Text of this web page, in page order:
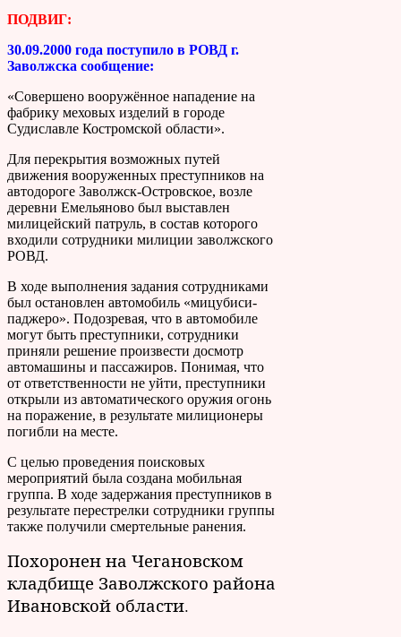
ПОДВИГ:
30.09.2000 года поступило в РОВД г.
Заволжска сообщение:
«Совершено вооружённое нападение на
фабрику меховых изделий в городе
Судиславле Костромской области».
Для перекрытия возможных путей
движения вооруженных преступников на
автодороге Заволжск-Островское, возле
деревни Емельяново был выставлен
милицейский патруль, в состав которого
входили сотрудники милиции заволжского
РОВД.
В ходе выполнения задания сотрудниками
был остановлен автомобиль «мицубиси-
паджеро». Подозревая, что в автомобиле
могут быть преступники, сотрудники
приняли решение произвести досмотр
автомашины и пассажиров. Понимая, что
от ответственности не уйти, преступники
открыли из автоматического оружия огонь
на поражение, в результате милиционеры
погибли на месте.
С целью проведения поисковых
мероприятий была создана мобильная
группа. В ходе задержания преступников в
результате перестрелки сотрудники группы
также получили смертельные ранения.
Похоронен на Чегановском
кладбище Заволжского района
Ивановской области.